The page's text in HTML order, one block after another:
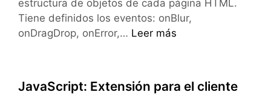
estructura de objetos de cada página HTML.
Tiene definidos los eventos: onBlur,
onDragDrop, onError,… Jerarquía
en
JavaScript:
Leer más
JavaScript: Extensión para el cliente